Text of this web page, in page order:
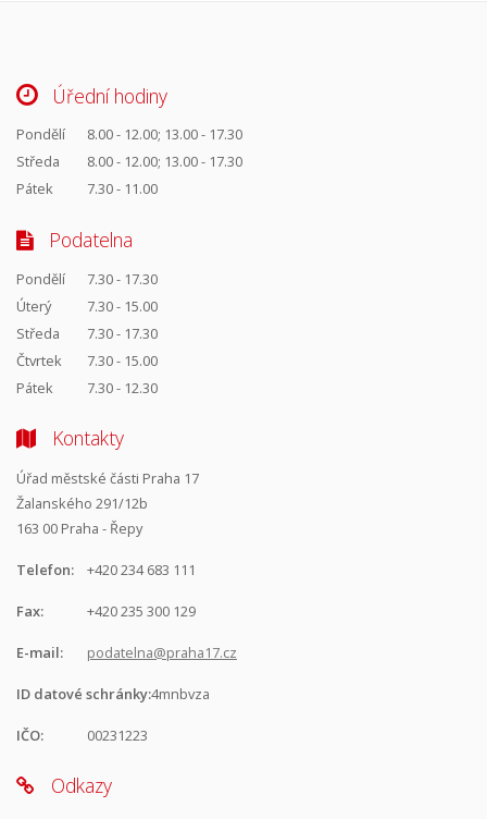
Úřední hodiny
Pondělí
8.00 - 12.00; 13.00 - 17.30
Středa
8.00 - 12.00; 13.00 - 17.30
Pátek
7.30 - 11.00
Podatelna
Pondělí
7.30 - 17.30
Úterý
7.30 - 15.00
Středa
7.30 - 17.30
Čtvrtek
7.30 - 15.00
Pátek
7.30 - 12.30
Kontakty
Úřad městské části Praha 17
Žalanského 291/12b
163 00 Praha - Řepy
Telefon: +420 234 683 111
Fax: +420 235 300 129
E-mail: podatelna@praha17.cz
ID datové schránky:4mnbvza
IČO: 00231223
Odkazy